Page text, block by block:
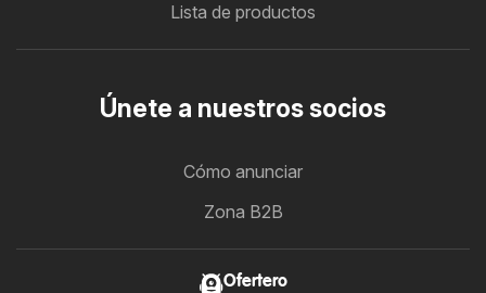
Lista de productos
Únete a nuestros socios
Cómo anunciar
Zona B2B
Ofertero